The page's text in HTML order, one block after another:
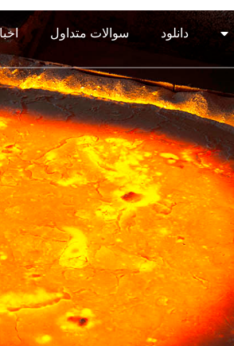
دانلود سوالات متداول